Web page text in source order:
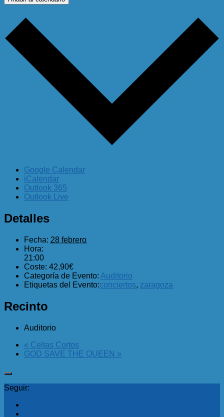
Google Calendar
iCalendar
Outlook 365
Outlook Live
Detalles
Fecha: 28 febrero
Hora:
21:00
Coste: 42,90€
Categoría de Evento: Auditorio
Etiquetas del Evento:conciertos, zaragoza
Recinto
Auditorio
« Celtas Cortos
GOD SAVE THE QUEEN »
Seguir: